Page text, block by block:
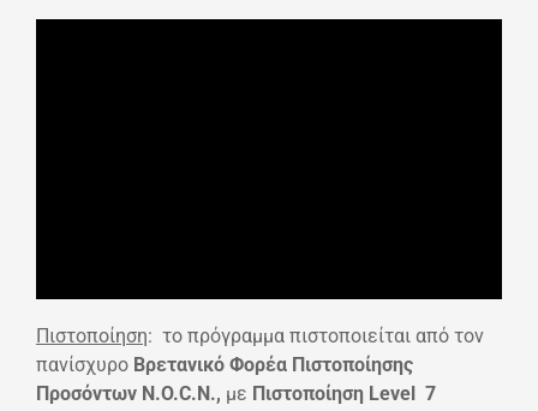
Πιστοποίηση: το πρόγραμμα πιστοποιείται από τον
πανίσχυρο Βρετανικό Φορέα Πιστοποίησης
Προσόντων N.O.C.N., με Πιστοποίηση Level 7